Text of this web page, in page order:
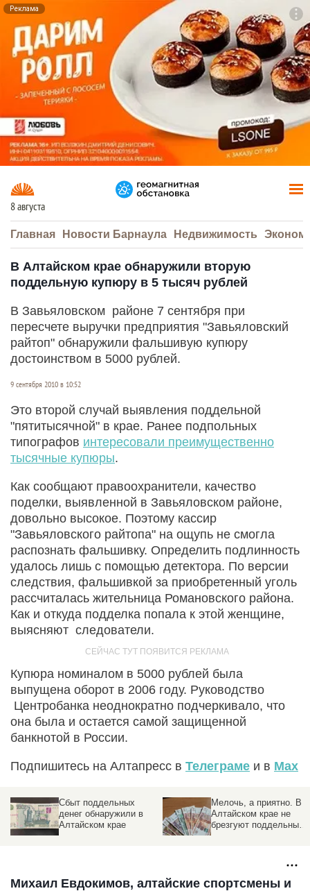
Реклама
8 августа
Главная Новости Барнаула Недвижимость
В Алтайском крае обнаружили вторую
поддельную купюру в 5 тысяч рублей
В Завьяловском районе 7 сентября при
пересчете выручки предприятия "Завьяловский
райтоп" обнаружили фальшивую купюру
достоинством в 5000 рублей.
9 сентября 2010 в 10:52
Это второй случай выявления поддельной
"пятитысячной" в крае. Ранее подпольных
типографов интересовали преимущественно
тысячные купюры.
Как сообщают правоохранители, качество
поделки, выявленной в Завьяловском районе,
довольно высокое. Поэтому кассир
"Завьяловского райтопа" на ощупь не смогла
распознать фальшивку. Определить подлинность
удалось лишь с помощью детектора. По версии
следствия, фальшивкой за приобретенный уголь
рассчиталась жительница Романовского района.
Как и откуда подделка попала к этой женщине,
выясняют следователи.
Купюра номиналом в 5000 рублей была
выпущена оборот в 2006 году. Руководство
Центробанка неоднократно подчеркивало, что
она была и остается самой защищенной
банкнотой в России.
Подпишитесь на Алтапресс в Телеграме и в Max
Сбыт поддельных
денег обнаружили в
Алтайском крае
Мелочь, а приятно. В
Алтайском крае не
брезгуют поддельными
Михаил Евдокимов, алтайские спортсмены и